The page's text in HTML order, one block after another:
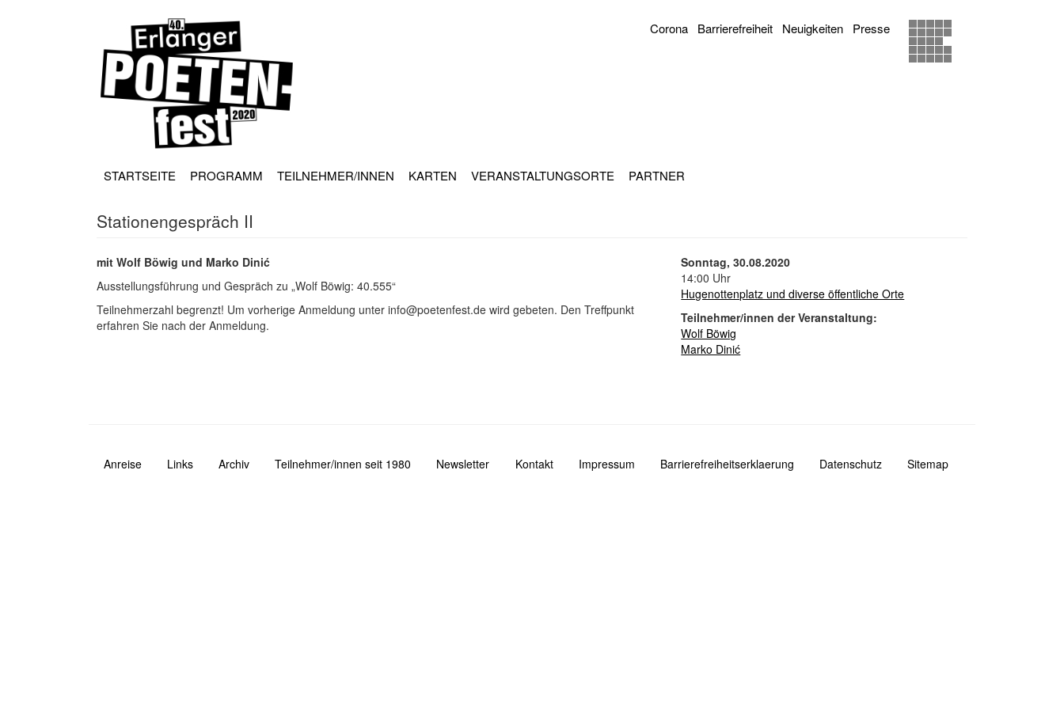
NAVIGATION
STARTSEITE PROGRAMM TEILNEHMER/INNEN KARTEN VERANSTALTUNGSORTE PARTNER
Corona Barrierefreiheit Neuigkeiten Presse
Stationengespräch II
mit Wolf Böwig und Marko Dinić
Ausstellungsführung und Gespräch zu „Wolf Böwig: 40.555“
Teilnehmerzahl begrenzt! Um vorherige Anmeldung unter info@poetenfest.de wird gebeten. Den Treffpunkt
erfahren Sie nach der Anmeldung.
Sonntag, 30.08.2020
14:00 Uhr
Hugenottenplatz und diverse öffentliche Orte
Teilnehmer/innen der Veranstaltung:
Wolf Böwig
Marko Dinić
Anreise Links Archiv Teilnehmer/innen seit 1980 Newsletter Kontakt Impressum Barrierefreiheitserklaerung Datenschutz Sitemap